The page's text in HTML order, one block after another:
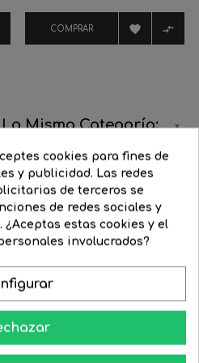
COMPRAR  
Misma Categoría:
‹ ›
cookies para fines de
y publicidad. Las redes
de terceros se
de redes sociales y
estas cookies y el
involucrados?